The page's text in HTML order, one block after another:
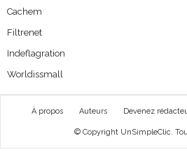
Cachem
Filtrenet
Indeflagration
Worldissmall
À propos Auteurs Devenez
© Copyright UnSimpleClic.